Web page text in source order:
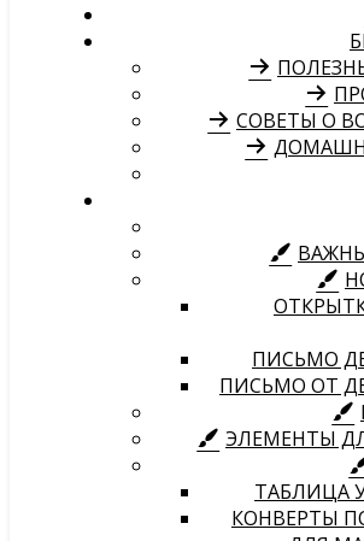
СОВЕТЫ О
ПИСЬМО
ПИСЬМО ОТ
ЭЛЕМЕНТЫ
ТАБЛИЦА
КОНВЕРТЫ